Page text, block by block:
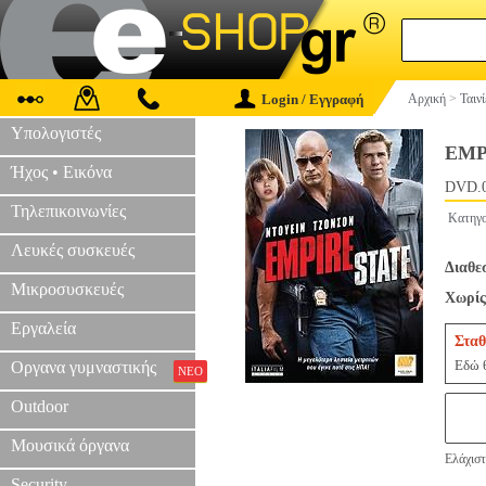
Login / Εγγραφή Αρχική >
Υπολογιστές
Ήχος • Εικόνα
Τηλεπικοινωνίες
Λευκές συσκευές
Μικροσυσκευές
Εργαλεία
Οργανα γυμναστικής ΝΕΟ
Outdoor
Μουσικά όργανα
Εδώ